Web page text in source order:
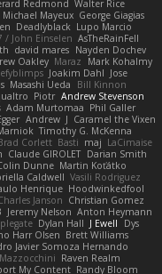
Redmond Walter Rice
Michael Mayeux George Giagias
Deadlyblack Lupo Marcio
/ John Einselen AsTheRainFell
david mares Nayden Dochev
Oakley Maraz
Mark Kohalmy
Joakim Dahl Jose
Masashi Ueda
Bill Kinnon
Piotr Andrew Stevenson
Adam Murtomaa Phil Galler
Andrew J Caramel the Vixen
Timothy G. McKenna
Corlett Basti maj LaCimaise
Claude GIROLET Darian Smith
Dunne Martin Koťátko
Caldwell Vasili Rodriguez
Henrique Hoodwinkedfool
Janson Christian Gomez
Jeremy Nelson Anton Heymann
Dylan Hall J Ewell
Dys
Harr Olsen Brett Williams
Javier Somoza Hernando
Raven Realm
My Content Randy Bloom